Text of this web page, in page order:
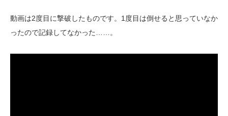
動画は2度目に撃破したものです。1度目は倒せると思っていなか
ったので記録してなかった……。